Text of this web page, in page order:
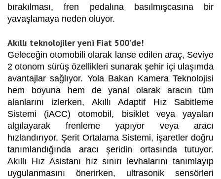
bırakılması, fren pedalına basılmışcasına bir
yavaşlamaya neden oluyor.
Akıllı teknolojiler yeni Fiat 500’de!
Geleceğin otomobili olarak lanse edilen araç, Seviye
2 otonom sürüş özellikleri sunarak şehir içi ulaşımda
avantajlar sağlıyor. Yola Bakan Kamera Teknolojisi
hem boyuna hem de yanal olarak aracın tüm
alanlarını izlerken, Akıllı Adaptif Hız Sabitleme
Sistemi (iACC) otomobil, bisiklet veya yayaları
algılayarak frenleme yapıyor veya aracı
hızlandırıyor. Şerit Ortalama Sistemi, işaretler doğru
tanımlandığında aracı şeridin ortasında tutuyor.
Akıllı Hız Asistanı hız sınırı levhalarını tanımlayıp
uygulanmasını önerirken, ultrasonik sensörleri